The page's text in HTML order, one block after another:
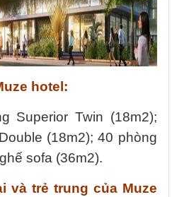
hotel:
Superior Twin (18m2);
(18m2); 40 phòng
sofa (36m2).
và trẻ trung của Muze